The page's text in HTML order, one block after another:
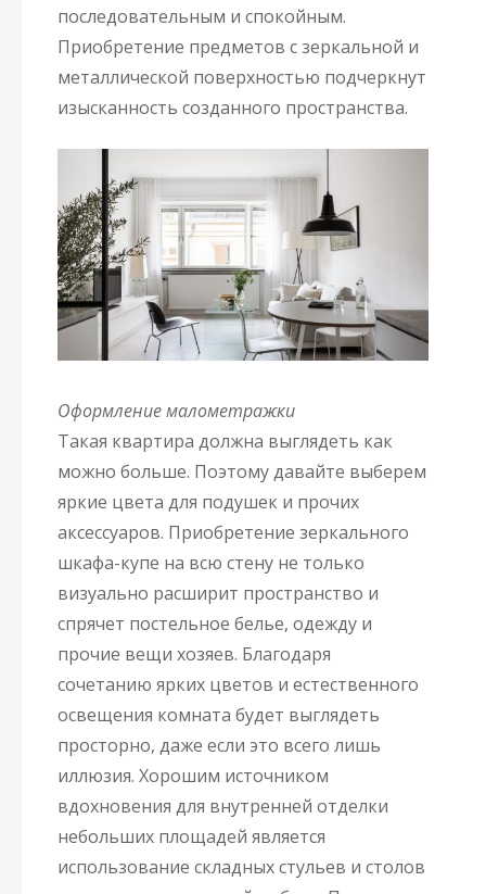
последовательным и спокойным.
Приобретение предметов с зеркальной и
металлической поверхностью подчеркнут
изысканность созданного пространства.
Оформление малометражки
Такая квартира должна выглядеть как
можно больше. Поэтому давайте выберем
яркие цвета для подушек и прочих
аксессуаров. Приобретение зеркального
шкафа-купе на всю стену не только
визуально расширит пространство и
спрячет постельное белье, одежду и
прочие вещи хозяев. Благодаря
сочетанию ярких цветов и естественного
освещения комната будет выглядеть
просторно, даже если это всего лишь
иллюзия. Хорошим источником
вдохновения для внутренней отделки
небольших площадей является
использование складных стульев и столов